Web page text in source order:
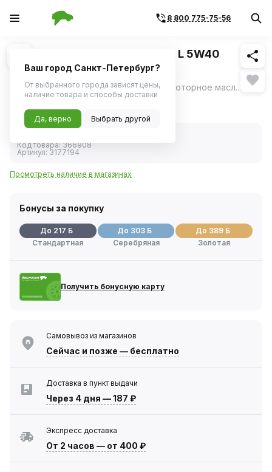
8 800 775-75-56
1/3 Похожие
Масло моторное TEBOIL Gold L 5W40
синтетика (4л)
TEBOIL Gold L 5W40 - синтетическое моторное масло для бензиновых и дизельных двигателей, в том числе оборудованных системами турбонаддува и прямого впрыска топлива. ещё
Код товара:366908
Артикул: 3177194
Посмотреть наличие в магазинах
Бонусы за покупку
До 217 Б
Стандартная
До 303 Б
Серебряная
До 389 Б
Золотая
Получить бонусную карту
Самовывоз из магазинов
Сейчас и позже — бесплатно
Доставка в пункт выдачи
Через 4 дня —187 ₽
Экспресс доставка
От 2 часов — от 400 ₽
Ваш город Санкт-Петербург?
От выбранного города зависят цены,
наличие товара и способы доставки
Да, верно Выбрать другой